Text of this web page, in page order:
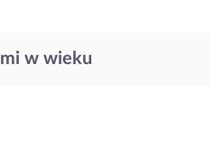
w wieku